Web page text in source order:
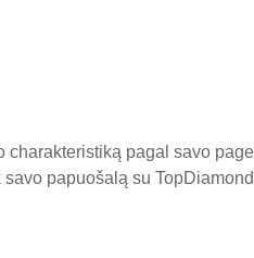
charakteristiką pagal savo
papuošalą su